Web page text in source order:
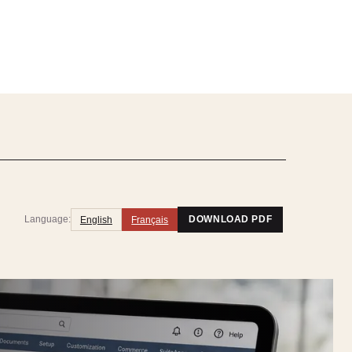
Language: English Français DOWNLOAD PDF